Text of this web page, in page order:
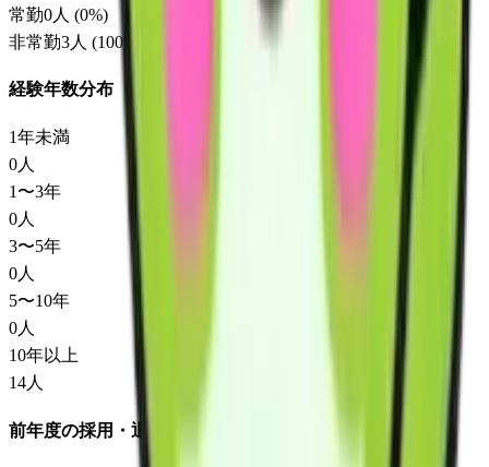
常勤0人 (0%)
非常勤3人 (100
経験年数分布
1年未満
0人
1〜3年
0人
3〜5年
0人
5〜10年
0人
10年以上
14人
前年度の採用・退職